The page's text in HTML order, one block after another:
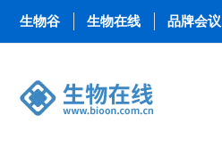
生物谷 生物在线 品牌会议